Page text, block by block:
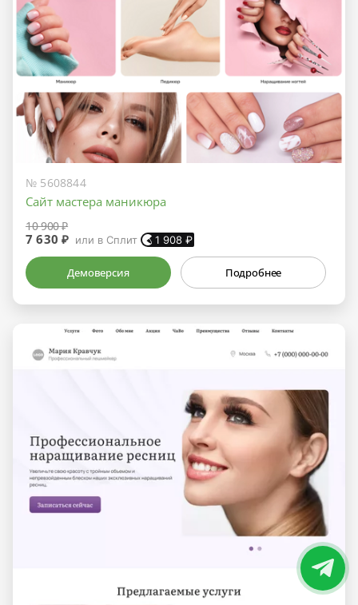
№ 5608844
Сайт мастера маникюра
10 900 ₽
7 630 ₽ или в Сплит 1 908 ₽
Демоверсия Подробнее